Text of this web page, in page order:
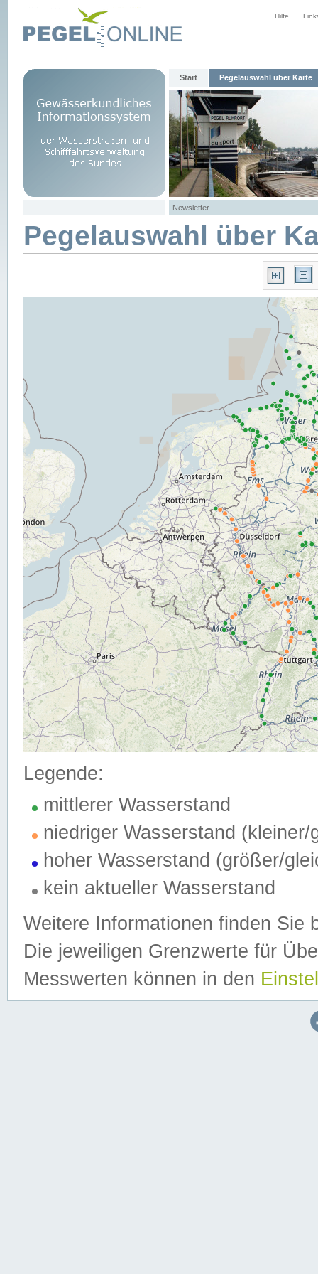
Hilfe
Start Pegelauswahl über Karte
Newsletter
Pegelauswahl über
Legende:
mittlerer Wasserstand
niedriger Wasserstand (kleiner/
hoher Wasserstand (größer/
kein aktueller Wasserstand
Weitere Informationen finden Sie
Die jeweiligen Grenzwerte für
Messwerten können in den